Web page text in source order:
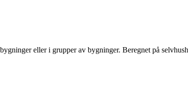
eller i grupper av bygninger. Beregnet på